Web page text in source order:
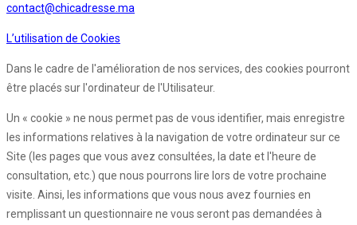
contact@chicadresse.ma
L’utilisation de Cookies
Dans le cadre de l'amélioration de nos services, des cookies pourront
être placés sur l'ordinateur de l'Utilisateur.
Un « cookie » ne nous permet pas de vous identifier, mais enregistre
les informations relatives à la navigation de votre ordinateur sur ce
Site (les pages que vous avez consultées, la date et l'heure de
consultation, etc.) que nous pourrons lire lors de votre prochaine
visite. Ainsi, les informations que vous nous avez fournies en
remplissant un questionnaire ne vous seront pas demandées à